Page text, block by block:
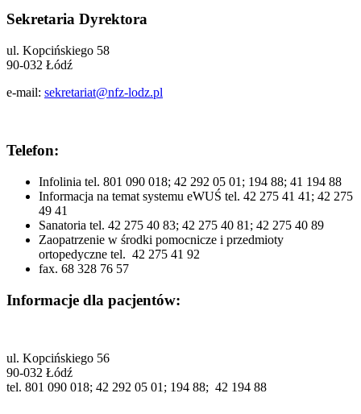
Sekretaria Dyrektora
ul. Kopcińskiego 58
90-032 Łódź
e-mail: sekretariat@nfz-lodz.pl
Telefon:
Infolinia tel. 801 090 018; 42 292 05 01; 194 88; 41 194 88
Informacja na temat systemu eWUŚ tel. 42 275 41 41; 42 275
49 41
Sanatoria tel. 42 275 40 83; 42 275 40 81; 42 275 40 89
Zaopatrzenie w środki pomocnicze i przedmioty
ortopedyczne tel. 42 275 41 92
fax. 68 328 76 57
Informacje dla pacjentów:
ul. Kopcińskiego 56
90-032 Łódź
tel. 801 090 018; 42 292 05 01; 194 88; 42 194 88